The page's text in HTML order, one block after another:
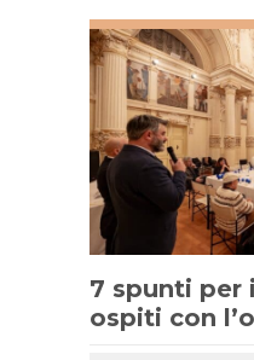
7 spunti per
ospiti con